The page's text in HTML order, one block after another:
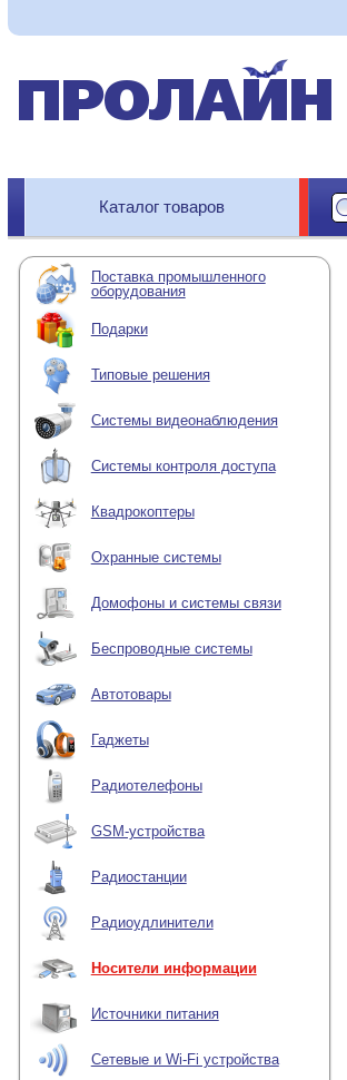
Каталог товаров
Поставка промышленного
оборудования
Подарки
Типовые решения
Системы видеонаблюдения
Системы контроля доступа
Квадрокоптеры
Охранные системы
Домофоны и системы связи
Беспроводные системы
Автотовары
Гаджеты
Радиотелефоны
GSM-устройства
Радиостанции
Радиоудлинители
Носители информации
Источники питания
Сетевые и Wi-Fi устройства